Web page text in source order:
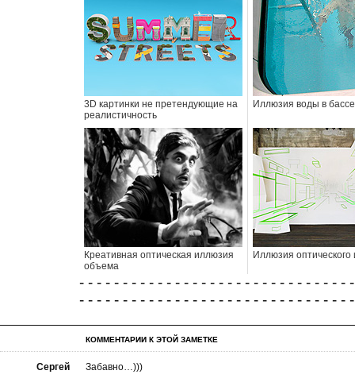
3D картинки не претендующие на
реалистичность
Иллюзия воды в
Креативная оптическая иллюзия
объема
Иллюзия оптического
- - - - - - - - - - - - - - - - - - - - - - - - - - - - - - -
- - - - - - - - - - - - - - - - - - - - - - - - - - - - - - -
КОММЕНТАРИИ К ЭТОЙ ЗАМЕТКЕ
Сергей Забавно…)))